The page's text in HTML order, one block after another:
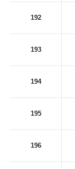
192
193
194
195
196